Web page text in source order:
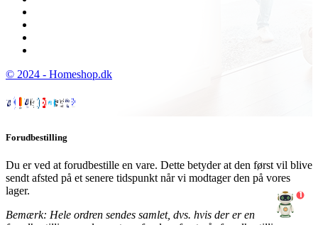
© 2024 - Homeshop.dk
Forudbestilling
Du er ved at forudbestille en vare. Dette betyder at den først vil blive
sendt afsted på et senere tidspunkt når vi modtager den på vores
lager.
Bemærk: Hele ordren sendes samlet, dvs. hvis der er en
1